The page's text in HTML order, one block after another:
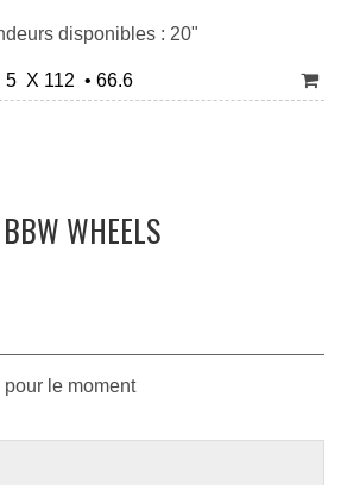
disponibles : 20"
X 112 • 66.6
WHEELS
le moment